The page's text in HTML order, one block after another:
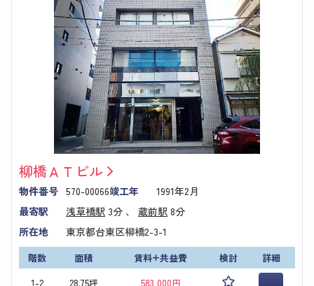
柳橋ＡＴビル
物件番号 570-00066竣工年
1991年2月
最寄駅
浅草橋駅 3分 、 蔵前駅 8分
所在地
東京都台東区柳橋2-3-1
階数 面積 賃料+共益費 検討
詳細
1-2
28.75坪 583,000円